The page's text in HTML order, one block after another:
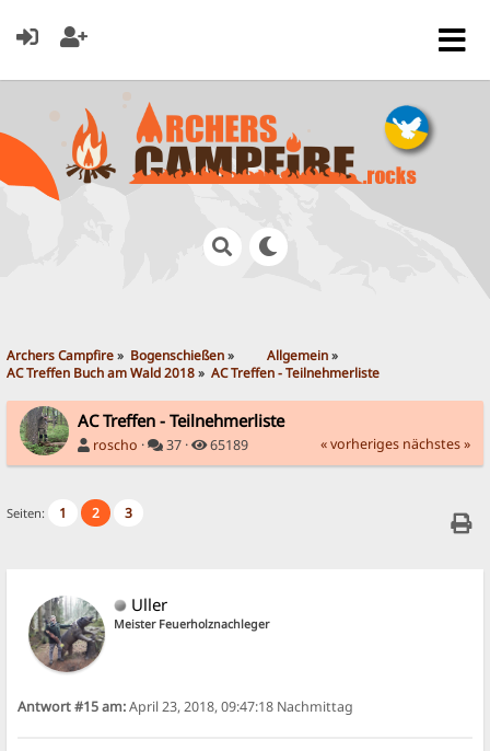
Archers Campfire» Bogenschießen»
	Allgemein
»
AC Treffen Buch am Wald 2018» AC Treffen - Teilnehmerliste
AC Treffen - Teilnehmerliste
roscho · 37 · 65189 « vorheriges nächstes »
Seiten: 1 2 3
Uller
Meister Feuerholznachleger
Antwort #15 am:April 23, 2018, 09:47:18 Nachmittag